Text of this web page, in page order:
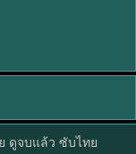
ดูจบแล้ว ซับไทย